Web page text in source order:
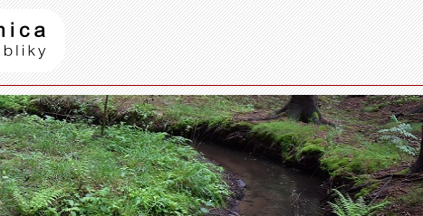
Natura Bohemica| příroda České republiky